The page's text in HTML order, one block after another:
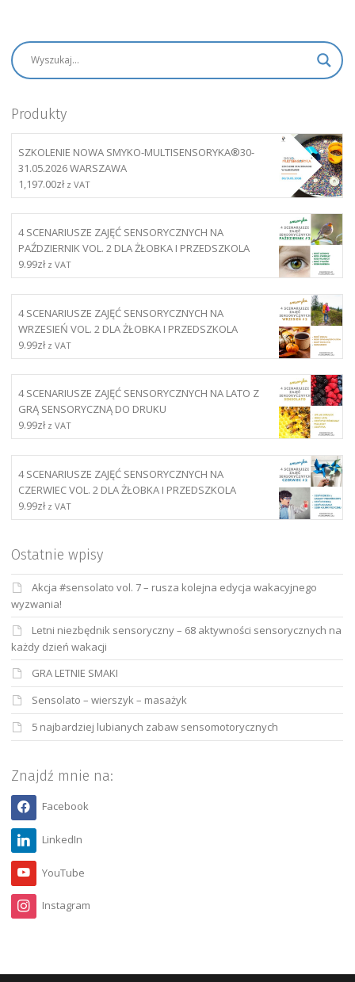
Produkty
SZKOLENIE NOWA SMYKO-MULTISENSORYKA®30-
31.05.2026 WARSZAWA
1,197.00zł z VAT
4 SCENARIUSZE ZAJĘĆ SENSORYCZNYCH NA
PAŹDZIERNIK VOL. 2 DLA ŻŁOBKA I PRZEDSZKOLA
9.99zł z VAT
4 SCENARIUSZE ZAJĘĆ SENSORYCZNYCH NA
WRZESIEŃ VOL. 2 DLA ŻŁOBKA I PRZEDSZKOLA
9.99zł z VAT
4 SCENARIUSZE ZAJĘĆ SENSORYCZNYCH NA LATO Z
GRĄ SENSORYCZNĄ DO DRUKU
9.99zł z VAT
4 SCENARIUSZE ZAJĘĆ SENSORYCZNYCH NA
CZERWIEC VOL. 2 DLA ŻŁOBKA I PRZEDSZKOLA
9.99zł z VAT
Ostatnie wpisy
Akcja #sensolato vol. 7 – rusza kolejna edycja wakacyjnego
wyzwania!
Letni niezbędnik sensoryczny – 68 aktywności sensorycznych na
każdy dzień wakacji
GRA LETNIE SMAKI
Sensolato – wierszyk – masażyk
5 najbardziej lubianych zabaw sensomotorycznych
Znajdź mnie na:
Facebook
LinkedIn
YouTube
Instagram